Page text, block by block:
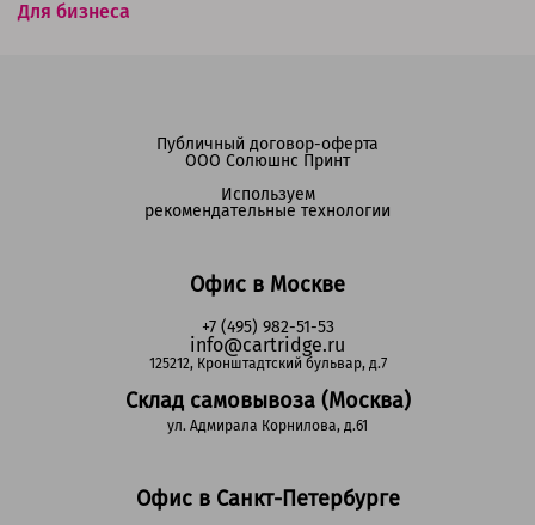
Для бизнеса
Офис в Москве
+7 (495) 982-51-53
info@cartridge.ru
125212, Кронштадтский бульвар, д.7
Склад самовывоза (Москва)
ул. Адмирала Корнилова, д.61
Офис в Санкт-Петербурге
Публичный договор-оферта
ООО Солюшнс Принт
Используем
рекомендательные технологии